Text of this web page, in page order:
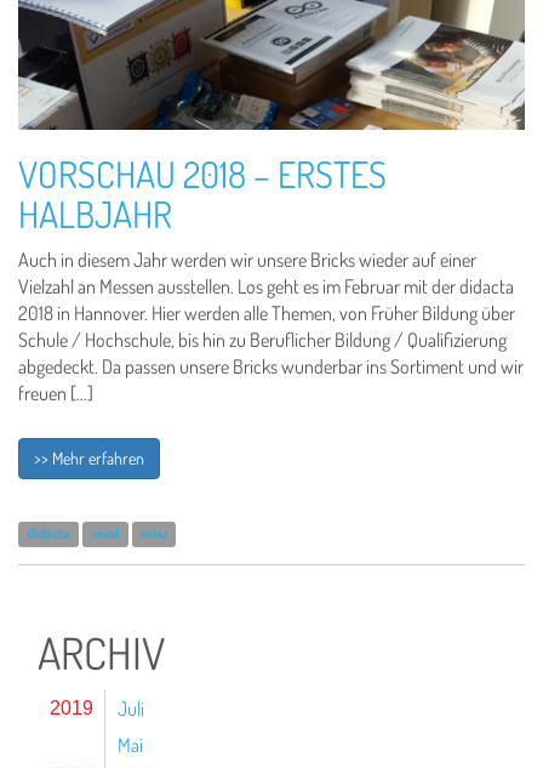
VORSCHAU 2018 – ERSTES
HALBJAHR
Auch in diesem Jahr werden wir unsere Bricks wieder auf einer
Vielzahl an Messen ausstellen. Los geht es im Februar mit der didacta
2018 in Hannover. Hier werden alle Themen, von Früher Bildung über
Schule / Hochschule, bis hin zu Beruflicher Bildung / Qualifizierung
abgedeckt. Da passen unsere Bricks wunderbar ins Sortiment und wir
freuen […]
>> Mehr erfahren
didacta mint mnu
ARCHIV
2019
Juli
Mai